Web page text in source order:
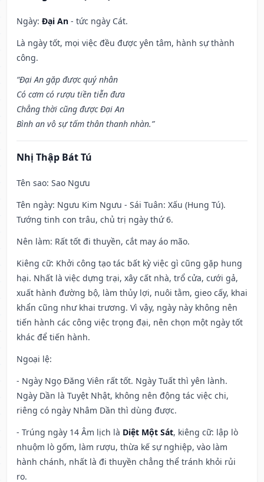
Ngày: Đại An - tức ngày Cát.
Là ngày tốt, mọi việc đều được yên tâm, hành sự thành
công.
“Đại An gặp được quý nhân
Có cơm có rượu tiền tiễn đưa
Chẳng thời cũng được Đại An
Bình an vô sự tấm thân thanh nhàn.”
Nhị Thập Bát Tú
Tên sao: Sao Ngưu
Tên ngày: Ngưu Kim Ngưu - Sái Tuân: Xấu (Hung Tú).
Tướng tinh con trâu, chủ trị ngày thứ 6.
Nên làm: Rất tốt đi thuyền, cắt may áo mão.
Kiêng cữ: Khởi công tạo tác bất kỳ việc gì cũng gặp hung
hại. Nhất là việc dựng trại, xây cất nhà, trổ cửa, cưới gả,
xuất hành đường bộ, làm thủy lợi, nuôi tằm, gieo cấy, khai
khẩn cũng như khai trương. Vì vậy, ngày này không nên
tiến hành các công việc trọng đại, nên chọn một ngày tốt
khác để tiến hành.
Ngoại lệ:
- Ngày Ngọ Đăng Viên rất tốt. Ngày Tuất thì yên lành.
Ngày Dần là Tuyệt Nhật, không nên động tác việc chi,
riêng có ngày Nhâm Dần thì dùng được.
- Trúng ngày 14 Âm lịch là Diệt Một Sát, kiêng cữ: lập lò
nhuộm lò gốm, làm rượu, thừa kế sự nghiệp, vào làm
hành chánh, nhất là đi thuyền chẳng thể tránh khỏi rủi
ro.